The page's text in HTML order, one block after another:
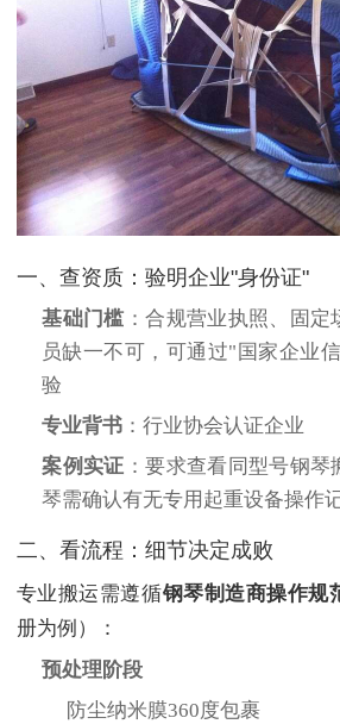
一、查资质：验明企业"身份证"
基础门槛 ：合规营业执照、固
员缺一不可，可通过"国家企业
验
专业背书 ‌：行业协会认证企业
案例实证 ：要求查看同型号钢
琴需确认有无专用起重设备操作
二、看流程：细节决定成败
专业搬运需遵循‌钢琴制造商操作规
册为例）：
预处理阶段
防尘纳米膜360度包裹